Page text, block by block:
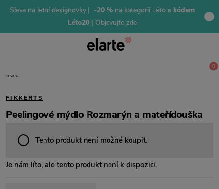
Sleva na letní designovky | -20 % na kategorii Léto s kódem
Léto20 | Objevujte zde
menu
0
FIKKERTS
Peelingové mýdlo Rozmarýn a mateřídouška
Tento produkt není možné koupit.
Je nám líto, ale tento produkt není k dispozici.